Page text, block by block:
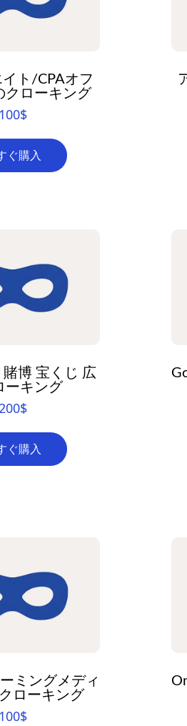
ト/CPAオフ
クローキング
100$
ぐ購入
博 宝くじ 広
ーキング
$
ぐ購入
ミングメディ
ローキング
100$